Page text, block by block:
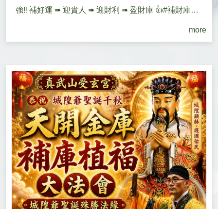
強‼ 補好運 ➠ 迎貴人 ➠ 迎財利 ➠ 盈財庫 👍#補財庫最
more